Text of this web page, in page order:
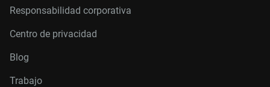
Responsabilidad corporativa
Centro de privacidad
Blog
Trabajo